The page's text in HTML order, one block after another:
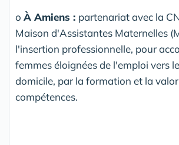
o À Amiens : partenariat avec la
Maison d'Assistantes Maternelles
l'insertion professionnelle, pour
femmes éloignées de l'emploi vers
domicile, par la formation et la
compétences.